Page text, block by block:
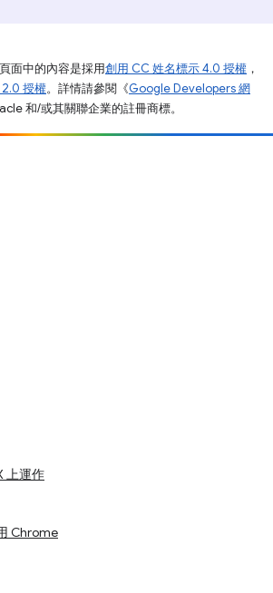
面中的內容是採用創用 CC 姓名標示 4.0 授權 ，
授權。詳情請參閱《Google Developers 網
和/或其關聯企業的註冊商標。
上運作
Chrome